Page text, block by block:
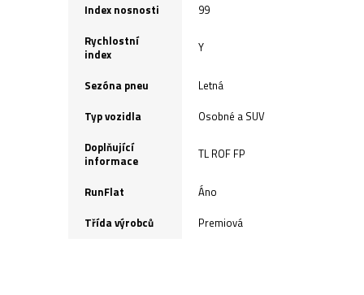
Index nosnosti
99
Rychlostní
index
Y
Sezóna pneu
Letná
Typ vozidla
Osobné a SUV
Doplňující
informace
TL ROF FP
RunFlat
Áno
Třída výrobců
Premiová